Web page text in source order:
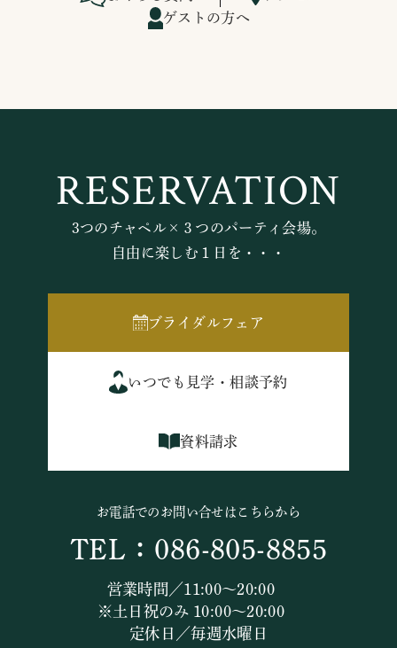
ゲストの方へ
RESERVATION
3つのチャペル×３つのパーティ会場。
自由に楽しむ１日を・・・
ブライダルフェア
いつでも見学・相談予約
資料請求
お電話でのお問い合せはこちらから
TEL：086-805-8855
営業時間／11:00～20:00
※土日祝のみ 10:00～20:00
定休日／毎週水曜日